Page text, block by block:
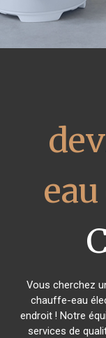
Vous cherchez
chauffe-eau
endroit ! Notre
services de